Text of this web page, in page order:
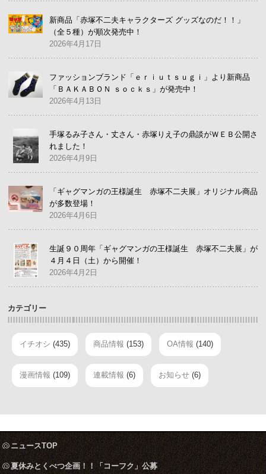
新商品「赤塚不二夫キャラクターズ グッズなのだ！！」
（全５種）が順次発売中！
2026年4月17日
ファッションブランド「ｅｒｉｕｔｓｕｇｉ」より新商品
「ＢＡＫＡＢＯＮ ｓｏｃｋｓ」が発売中！
2026年4月13日
手塚るみ子さん・丈さん・赤塚りえ子の鼎談がＷＥＢ公開さ
れました！
2026年4月9日
「ギャグマンガの王様誕生 赤塚不二夫展」オリジナル商品
が多数登場！
2026年4月6日
生誕９０周年「ギャグマンガの王様誕生 赤塚不二夫展」が
４月４日（土）から開催！
2026年4月2日
カテゴリー
イチオシ (435) 商品情報 (153) OA情報 (140)
漫画情報 (109) 連載情報 (6) お知らせ (6)
ニュースTOP
夏休みとくべつ企画！！「コーフク」公募